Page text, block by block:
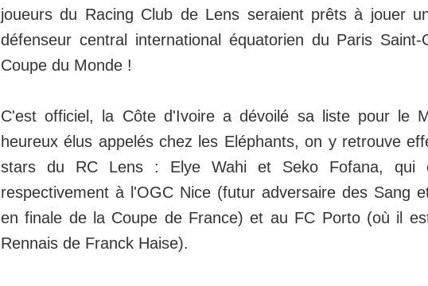
joueurs du Racing Club de Lens seraient prêts à jouer
défenseur central international équatorien du Paris
Coupe du Monde !
C'est officiel, la Côte d'Ivoire a dévoilé sa liste pour le
heureux élus appelés chez les Eléphants, on y retrouve
stars du RC Lens : Elye Wahi et Seko Fofana, qui
respectivement à l'OGC Nice (futur adversaire des Sang
en finale de la Coupe de France) et au FC Porto (où il
Rennais de Franck Haise).